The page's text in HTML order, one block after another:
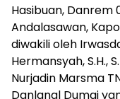
Hasibuan, Danrem
Andalasawan,
diwakili oleh
Hermansyah, S.H.,
Nurjadin Marsma
Danlanal Dumai